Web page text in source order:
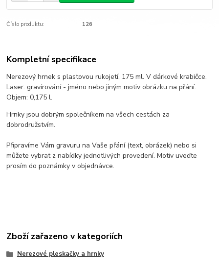
Číslo produktu: 126
Kompletní specifikace
Nerezový hrnek s plastovou rukojetí, 175 ml. V dárkové krabičce.
Laser. gravírování - jméno nebo jiným motiv obrázku na přání.
Objem: 0,175 l.
Hrnky jsou dobrým společníkem na všech cestách za
dobrodružstvím.
Připravíme Vám gravuru na Vaše přání (text, obrázek) nebo si
můžete vybrat z nabídky jednotlivých provedení. Motiv uveďte
prosím do poznámky v objednávce.
Zboží zařazeno v kategoriích
Nerezové pleskačky a hrnky